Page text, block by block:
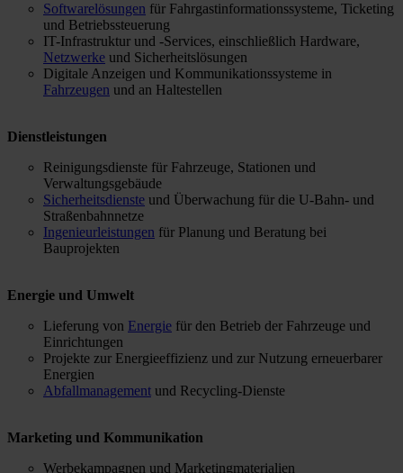
Softwarelösungen für Fahrgastinformationssysteme, Ticketing
und Betriebssteuerung
IT-Infrastruktur und -Services, einschließlich Hardware,
Netzwerke und Sicherheitslösungen
Digitale Anzeigen und Kommunikationssysteme in
Fahrzeugen und an Haltestellen
Dienstleistungen
Reinigungsdienste für Fahrzeuge, Stationen und
Verwaltungsgebäude
Sicherheitsdienste und Überwachung für die U-Bahn- und
Straßenbahnnetze
Ingenieurleistungen für Planung und Beratung bei
Bauprojekten
Energie und Umwelt
Lieferung von Energie für den Betrieb der Fahrzeuge und
Einrichtungen
Projekte zur Energieeffizienz und zur Nutzung erneuerbarer
Energien
Abfallmanagement und Recycling-Dienste
Marketing und Kommunikation
Werbekampagnen und Marketingmaterialien